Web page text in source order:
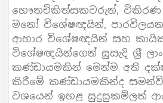
භෞතචිකිත්සකවරුන්, විකිරණ
මනෝ විශේෂඥයින්,
ආහාර විශේෂඥයින් සහ
විශේෂඥයින්ගෙන් සුසැදි ශ‍්‍රී
කණ්ඩායමකින් මෙන්ම අති
කිරීමේ කණ්ඩායමකින්ද
වශයෙන් ඉහළ සුදුසුකම්ලත්